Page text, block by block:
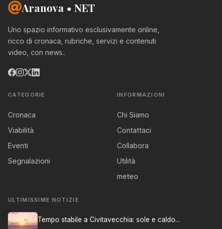
Aranova • NET
Uno spazio informativo esclusivamente online,
ricco di cronaca, rubriche, servizi e contenuti
video, con news..
CATEGORIE
Cronaca
Viabilità
Eventi
Segnalazioni
INFORMAZIONI
Chi Siamo
Contattaci
Collabora
Utilità
meteo
ULTIMISSIME NOTIZIE
Tempo stabile a Civitavecchia: sole e caldo...